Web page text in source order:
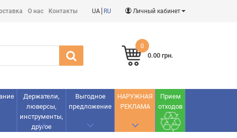
О нас Контакты UA RU Личный кабинет
0
0.00 грн.
Держатели,
люверсы,
инструменты,
другое
Выгодное
предложение
НАРУЖНАЯ
РЕКЛАМА
Прием
отходов